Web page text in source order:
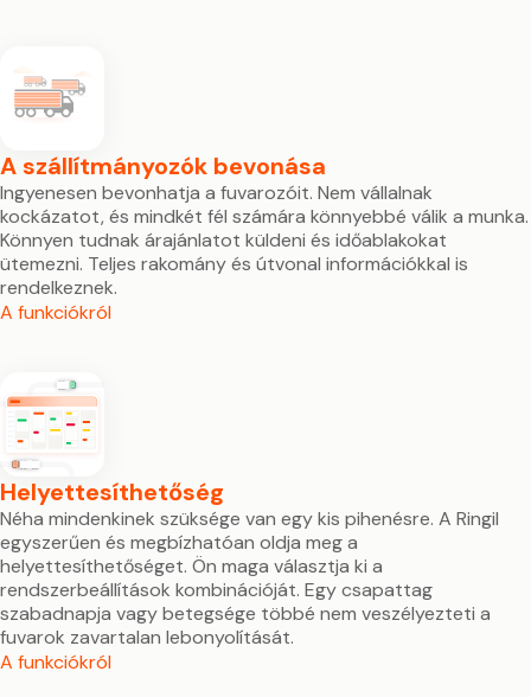
A szállítmányozók bevonása
Ingyenesen bevonhatja a fuvarozóit. Nem vállalnak
kockázatot, és mindkét fél számára könnyebbé válik a munka.
Könnyen tudnak árajánlatot küldeni és időablakokat
ütemezni. Teljes rakomány és útvonal információkkal is
rendelkeznek.
A funkciókról
Helyettesíthetőség
Néha mindenkinek szüksége van egy kis pihenésre. A Ringil
egyszerűen és megbízhatóan oldja meg a
helyettesíthetőséget. Ön maga választja ki a
rendszerbeállítások kombinációját. Egy csapattag
szabadnapja vagy betegsége többé nem veszélyezteti a
fuvarok zavartalan lebonyolítását.
A funkciókról